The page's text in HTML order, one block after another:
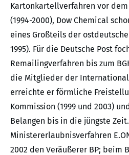
Kartonkartellverfahren vor dem
(1994-2000), Dow Chemical
eines Großteils der
1995). Für die Deutsche Post
Remailingverfahren bis zum
die Mitglieder der International
erreichte er förmliche
Kommission (1999 und 2003)
Belangen bis in die jüngste
Ministererlaubnisverfahren
2002 den Veräußerer BP; beim